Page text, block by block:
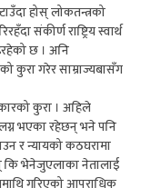
होस् लोकतन्त्रको
संकीर्ण राष्ट्रिय स्वार्थ
छ । अनि
कुरा गरेर साम्राज्यबासँग
कुरा । अहिले
भएका रहेछन् भने पनि
र न्यायको कठघरामा
कि भेनेजुएलाका नेतालाई